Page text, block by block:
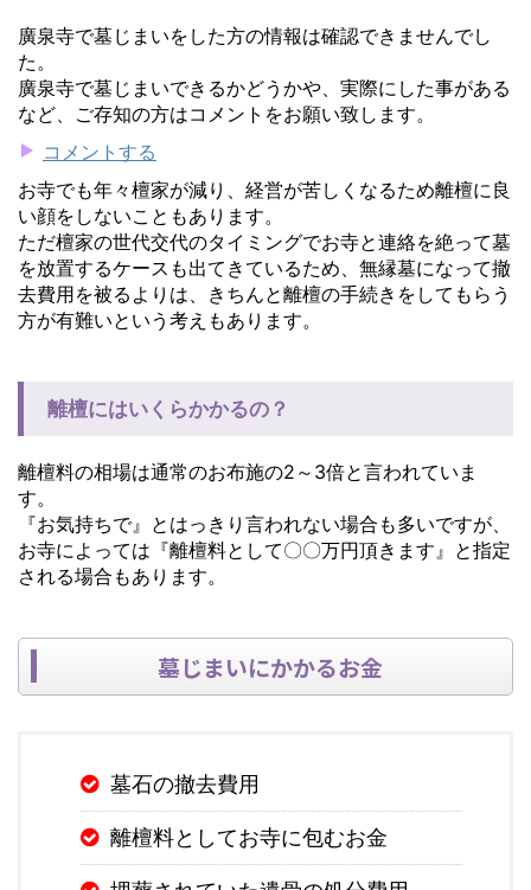
廣泉寺で墓じまいをした方の情報は確認できませんでし
た。
廣泉寺で墓じまいできるかどうかや、実際にした事がある
など、ご存知の方はコメントをお願い致します。
コメントする
お寺でも年々檀家が減り、経営が苦しくなるため離檀に良
い顔をしないこともあります。
ただ檀家の世代交代のタイミングでお寺と連絡を絶って墓
を放置するケースも出てきているため、無縁墓になって撤
去費用を被るよりは、きちんと離檀の手続きをしてもらう
方が有難いという考えもあります。
離檀にはいくらかかるの？
離檀料の相場は通常のお布施の2～3倍と言われていま
す。
『お気持ちで』とはっきり言われない場合も多いですが、
お寺によっては『離檀料として〇〇万円頂きます』と指定
される場合もあります。
墓じまいにかかるお金
墓石の撤去費用
離檀料としてお寺に包むお金